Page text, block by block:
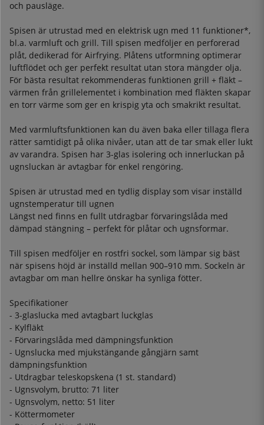
och pausläge.
Spisen är utrustad med en elektrisk ugn med 11 funktioner*,
bl.a. varmluft och grill. Till spisen medföljer en perforerad
plåt, dedikerad för Airfrying. Plåtens utformning optimerar
luftflödet och ger perfekt resultat utan stora mängder olja.
För bästa resultat rekommenderas funktionen grill + fläkt –
värmen från grillelementet i kombination med fläkten skapar
en torr värme som ger en krispig yta och smakrikt resultat.
Med varmluftsfunktionen kan du även baka eller tillaga flera
rätter samtidigt på olika nivåer, utan att de tar smak eller lukt
av varandra. Spisen har 3-glas isolering och innerluckan på
ugnsluckan är avtagbar för enkel rengöring.
Spisen är utrustad med en tydlig display som visar inställd
ugnstemperatur till ugnen
Längst ned finns en fullt utdragbar förvaringslåda med
dämpad stängning – perfekt för plåtar och ugnsformar.
Till spisen medföljer en rostfri sockel, som lämpar sig bäst
när spisens höjd är inställd mellan 900–910 mm. Sockeln är
avtagbar om man hellre önskar ha synliga fötter.
Specifikationer
- 3-glaslucka med avtagbart luckglas
- Kylfläkt
- Förvaringslåda med dämpningsfunktion
- Ugnslucka med mjukstängande gångjärn samt
dämpningsfunktion
- Utdragbar teleskopskena (1 st. standard)
- Ugnsvolym, brutto: 71 liter
- Ugnsvolym, netto: 51 liter
- Köttermometer